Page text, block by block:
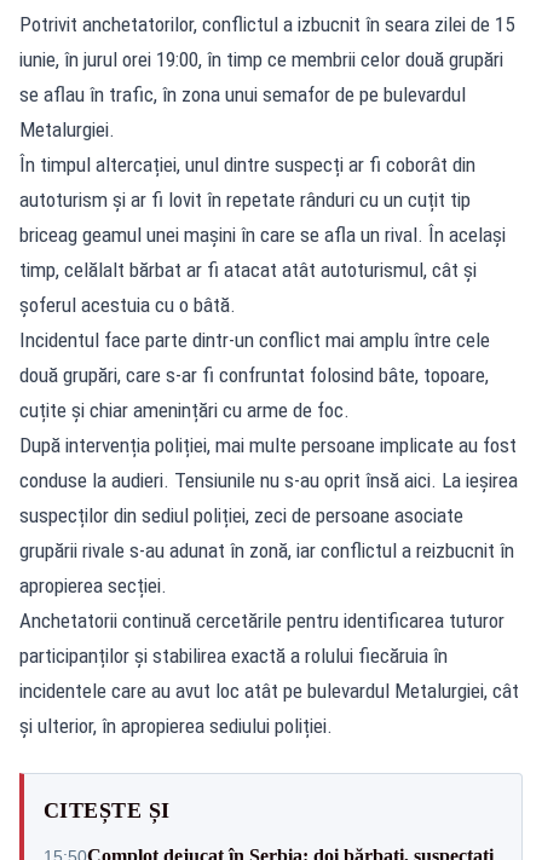
Potrivit anchetatorilor, conflictul a izbucnit în seara zilei de 15
iunie, în jurul orei 19:00, în timp ce membrii celor două grupări
se aflau în trafic, în zona unui semafor de pe bulevardul
Metalurgiei.
În timpul altercației, unul dintre suspecți ar fi coborât din
autoturism și ar fi lovit în repetate rânduri cu un cuțit tip
briceag geamul unei mașini în care se afla un rival. În același
timp, celălalt bărbat ar fi atacat atât autoturismul, cât și
șoferul acestuia cu o bâtă.
Incidentul face parte dintr-un conflict mai amplu între cele
două grupări, care s-ar fi confruntat folosind bâte, topoare,
cuțite și chiar amenințări cu arme de foc.
După intervenția poliției, mai multe persoane implicate au fost
conduse la audieri. Tensiunile nu s-au oprit însă aici. La ieșirea
suspecților din sediul poliției, zeci de persoane asociate
grupării rivale s-au adunat în zonă, iar conflictul a reizbucnit în
apropierea secției.
Anchetatorii continuă cercetările pentru identificarea tuturor
participanților și stabilirea exactă a rolului fiecăruia în
incidentele care au avut loc atât pe bulevardul Metalurgiei, cât
și ulterior, în apropierea sediului poliției.
CITEȘTE ȘI
15:50Complot dejucat în Serbia: doi bărbați, suspectați